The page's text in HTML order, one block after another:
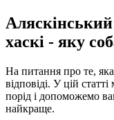
хаскі - яку
На питання про те,
відповіді. У цій
порід і допоможемо
найкраще.